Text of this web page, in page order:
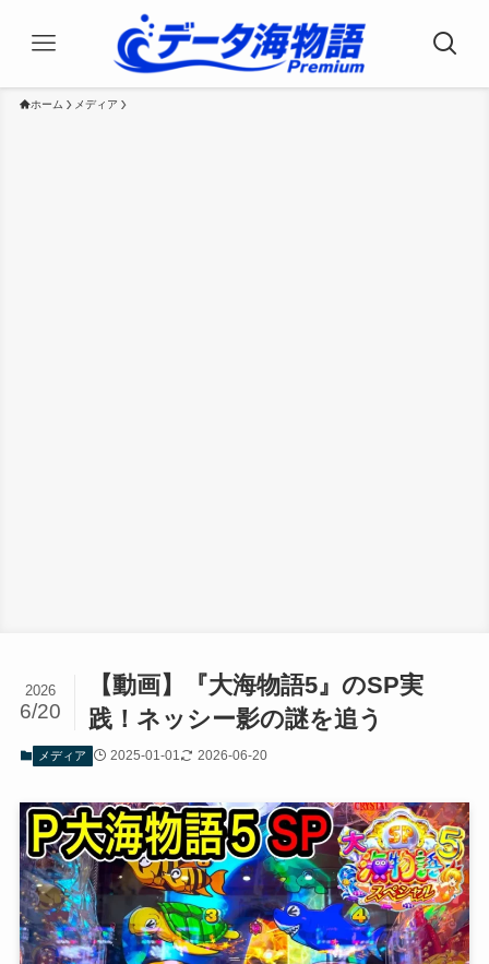
ホーム メディア
【動画】『大海物語5』のSP実
践！ネッシー影の謎を追う
2026
6/20
メディア 2025-01-01 2026-06-20